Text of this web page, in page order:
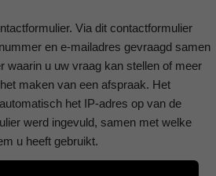
Via dit contactformulier
en e-mailadres gevraagd samen
waarin u uw vraag kan stellen of meer
maken van een afspraak. Het
het IP-adres op van de
werd ingevuld, samen met welke
u heeft gebruikt.